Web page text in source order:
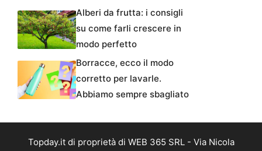
Alberi da frutta: i consigli
su come farli crescere in
modo perfetto
Borracce, ecco il modo
corretto per lavarle.
Abbiamo sempre sbagliato
Topday.it di proprietà di WEB 365 SRL - Via Nicola